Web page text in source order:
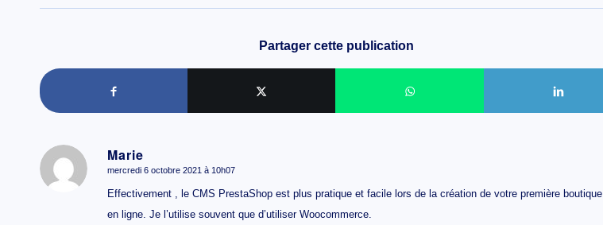
Partager cette publication
Marie
dit
mercredi 6 octobre 2021 à 10h07
Effectivement , le CMS PrestaShop est plus pratique et facile lors de la création de votre première boutique
en ligne. Je l’utilise souvent que d’utiliser Woocommerce.